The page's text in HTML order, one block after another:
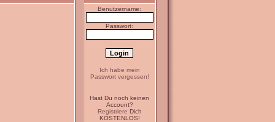
Benutzername:
Passwort:
Ich habe mein
Passwort vergessen!
Hast Du noch keinen
Account?
Registriere Dich
KOSTENLOS!